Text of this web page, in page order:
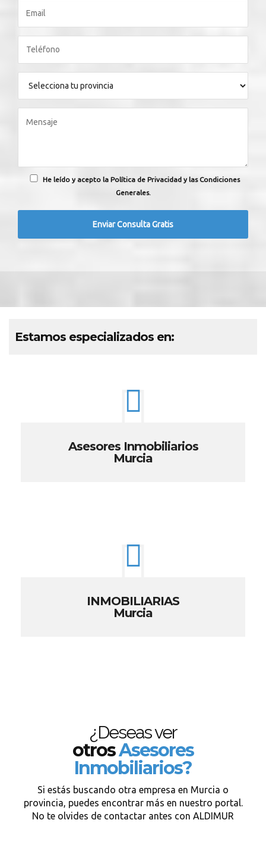
He leído y acepto la Política de Privacidad y las Condiciones
Generales.
Estamos especializados en:
Asesores Inmobiliarios
Murcia
INMOBILIARIAS
Murcia
¿Deseas ver
otrosAsesores
Inmobiliarios?
Si estás buscando otra empresa en Murcia o
provincia, puedes encontrar más en nuestro portal.
No te olvides de contactar antes con ALDIMUR